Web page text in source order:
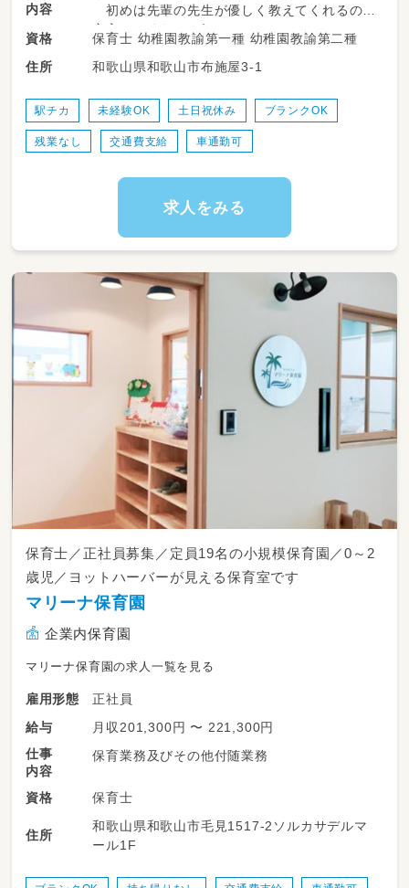
内容
初めは先輩の先生が優しく教えてくれるので
安心してください！
◎自由遊び
キュラム)
資格
保育士 幼稚園教諭第一種 幼稚園教諭第二種
住所
和歌山県和歌山市布施屋3-1
駅チカ 未経験OK 土日祝休み ブランクOK
残業なし 交通費支給 車通勤可
求人をみる
保育士／正社員募集／定員19名の小規模保育園／0～2
歳児／ヨットハーバーが見える保育室です
マリーナ保育園
企業内保育園
マリーナ保育園の求人一覧を見る
雇用形態
正社員
給与
月収201,300円 〜 221,300円
仕事
内容
保育業務及びその他付随業務
資格 保育士
住所
和歌山県和歌山市毛見1517-2ソルカサデルマ
ール1F